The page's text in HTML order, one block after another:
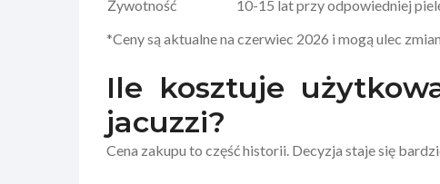
Żywotność 10-15 lat przy odpowiedniej
*Ceny są aktualne na czerwiec 2026 i mogą ulec
Ile kosztuje
jacuzzi?
Cena zakupu to część historii. Decyzja staje się